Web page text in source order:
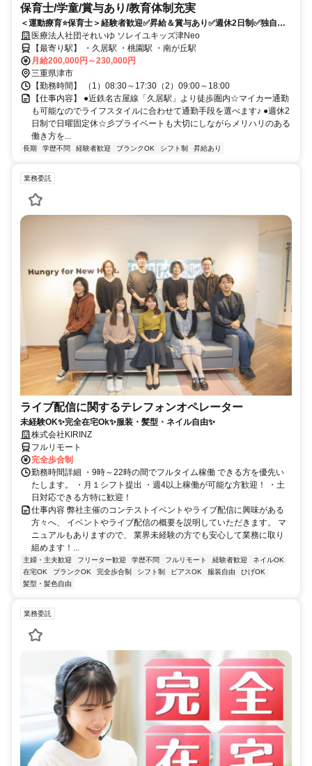
保育士/学童/賞与あり/教育体制充実
＜運動療育⭐保育士＞経験者歓迎✅昇給＆賞与あり✅週休2日制✅独自の
運動療育を基礎から丁寧に学べます✨
医療法人社団それいゆ ソレイユキッズ津Neo
【最寄り駅】 ・久居駅 ・桃園駅 ・南が丘駅
月給200,000円～230,000円
三重県津市
【勤務時間】 （1）08:30～17:30（2）09:00～18:00
【仕事内容】 ●近鉄名古屋線「久居駅」より徒歩圏内☆マイカー通勤
も可能なのでライフスタイルに合わせて通勤手段を選べます♪ ●週休2
日制で日曜固定休☆彡プライベートも大切にしながらメリハリのある
働き方を...
長期 学歴不問 経験者歓迎 ブランクOK シフト制 昇給あり
業務委託
ライブ配信に関するテレフォンオペレーター
未経験OK✨完全在宅Ok✨服装・髪型・ネイル自由✨
株式会社KIRINZ
フルリモート
完全歩合制
勤務時間詳細 ・9時～22時の間でフルタイム稼働 できる方を優先い
たします。 ・月１シフト提出 ・週4以上稼働が可能な方歓迎！ ・土
日対応できる方特に歓迎！
仕事内容 弊社主催のコンテストイベントやライブ配信に興味がある
方々へ、 イベントやライブ配信の概要を説明していただきます。 マ
ニュアルもありますので、 業界未経験の方でも安心して業務に取り
組めます！...
主婦・主夫歓迎 フリーター歓迎 学歴不問 フルリモート 経験者歓迎
ネイルOK
在宅OK
ブランクOK 完全歩合制 シフト制 ピアスOK 服装自由
ひげOK
髪型・髪色自由
業務委託